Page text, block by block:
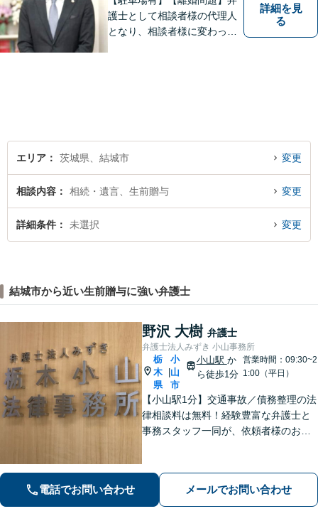
護士として相談者様の代理人
となり、相談者様に変わって
詳細を見
る
エリア 茨城県、結城市 変更
相談内容 相続・遺言、生前贈与 変更
詳細条件 未選択 変更
結城市から近い生前贈与に強い弁護士
野沢 大樹 弁護士
弁護士法人みずき 小山事務所
栃
木
県
小
山
市
小山駅 か
ら徒歩1分
営業時間：09:30~2
1:00（平日）
【小山駅1分】交通事故／債務整理の法
律相談料は無料！経験豊富な弁護士と
事務スタッフ一同が、依頼者様のお悩
観点から解決策をご提案してまいりま
す。【休日・夜間対応】
電話でお問い合わせ メールでお問い合わせ